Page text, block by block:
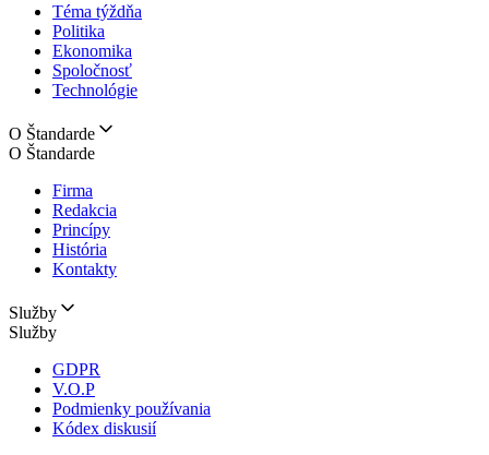
Téma týždňa
Politika
Ekonomika
Spoločnosť
Technológie
O Štandarde
O Štandarde
Firma
Redakcia
Princípy
História
Kontakty
Služby
Služby
GDPR
V.O.P
Podmienky používania
Kódex diskusií